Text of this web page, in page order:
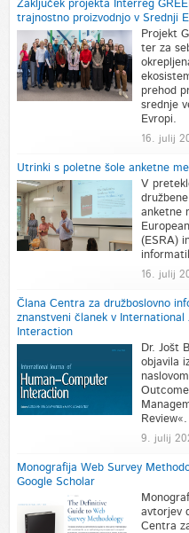
Zaključek projekta Interreg
trajnostno proizvodnjo v Srednji
Projekt
ter za
prehod
srednje
Evropi.
16. julij
Utrinki s poletne šole anketne
V
anketne
(ESRA)
16. julij
Člana Centra za družboslovno
znanstveni članek v
Interaction
Dr. Jošt
objavila
Review«.
9. julij
Monografija Web Survey
Google Scholar
avtorjev
Centra